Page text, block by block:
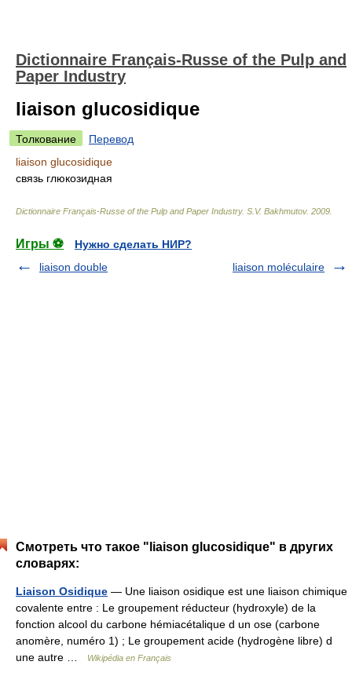
Dictionnaire Français-Russe of the Pulp and
Paper Industry
liaison glucosidique
Толкование
Перевод
liaison glucosidique
связь глюкозидная
Dictionnaire Français-Russe of the Pulp and Paper Industry. S.V. Bakhmutov. 2009
Игры ⚽
Нужно сделать НИР?
liaison double
liaison moléculaire
Смотреть что такое "liaison glucosidique" в других
словарях:
Liaison Osidique — Une liaison osidique est une liaison chimique
covalente entre : Le groupement réducteur (hydroxyle) de la
fonction alcool du carbone hémiacétalique d un ose (carbone
anomère, numéro 1) ; Le groupement acide (hydrogène libre) d
une autre …
Wikipédia en Français